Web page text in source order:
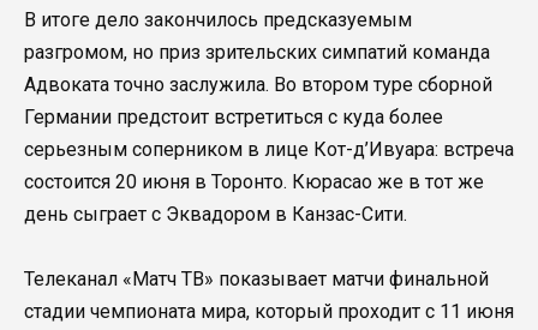
В итоге дело закончилось предсказуемым
разгромом, но приз зрительских симпатий команда
Адвоката точно заслужила. Во втором туре сборной
Германии предстоит встретиться с куда более
серьезным соперником в лице Кот-д’Ивуара: встреча
состоится 20 июня в Торонто. Кюрасао же в тот же
день сыграет с Эквадором в Канзас-Сити.
Телеканал «Матч ТВ» показывает матчи финальной
стадии чемпионата мира, который проходит с 11 июня